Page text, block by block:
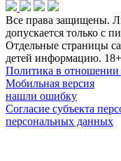
Все права защищены.
допускается только с
Отдельные страницы
детей информацию. 18+
Политика в отношении
Мобильная версия
нашли ошибку
Согласие субъекта
персональных данных